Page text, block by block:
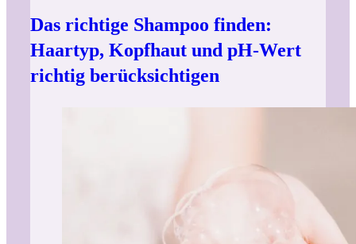
Das richtige Shampoo finden:
Haartyp, Kopfhaut und pH-Wert
richtig berücksichtigen